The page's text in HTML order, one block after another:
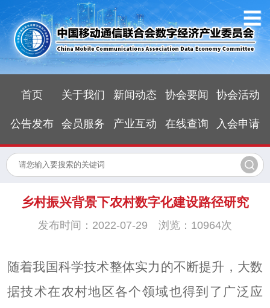
首页 关于我们 新闻动态 协会要闻 协会活动
公告发布 会员服务 产业互动 在线查询 入会申请
乡村振兴背景下农村数字化建设路径研究
发布时间：2022-07-29 浏览：10964次
随着我国科学技术整体实力的不断提升，大数
据技术在农村地区各个领域也得到了广泛应